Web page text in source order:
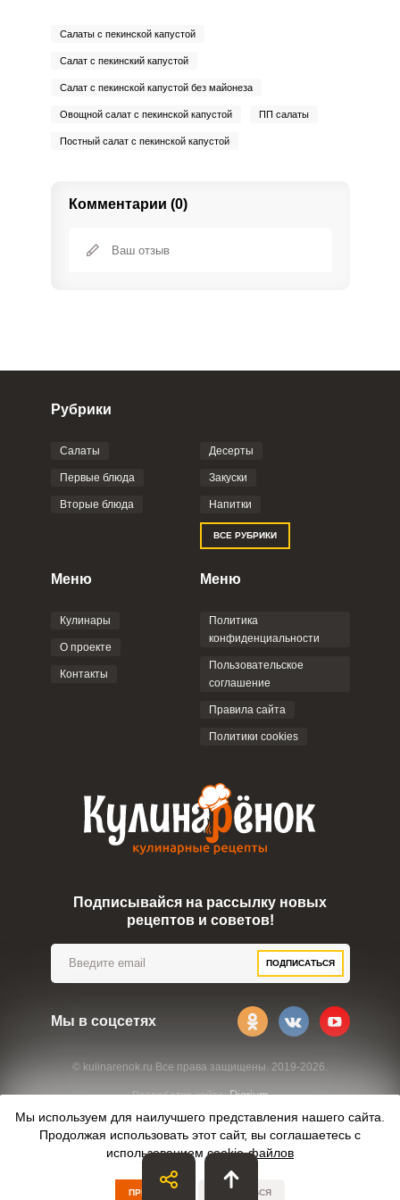
Молибден 6.2 мкг 70 мкг 1.5
Салаты с пекинской капустой
Салат с пекинский капустой
Салат с пекинской капустой без майонеза
Овощной салат с пекинской капустой ПП салаты
Постный салат с пекинской капустой
Комментарии (0)
Фото до 4 шт, до 5 mb
Отправляя эту форму, вы соглашаетесь с
Политикой
Пользовательским
соглашением
© kulinarenok.ru Все права защищены. 2019-2026.
Разработка сайта:Digrium
Рубрики
Салаты
Первые блюда
Вторые блюда
Десерты
Закуски
Напитки
ВСЕ РУБРИКИ
Меню
Кулинары
О проекте
Контакты
Меню
Политика
конфиденциальности
Пользовательское
соглашение
Правила сайта
Политики cookies
Подписывайся на рассылку новых
рецептов и советов!
ПОДПИСАТЬСЯ
Мы в соцсетях
Мы используем для наилучшего представления нашего сайта.
Продолжая использовать этот сайт, вы соглашаетесь с
использованиемcookie-файлов
ПРИНЯТЬ ОТКАЗАТЬСЯ